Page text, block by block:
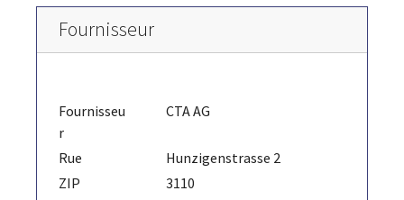
Fournisseur
Fournisseu
r
CTA AG
Rue
Hunzigenstrasse 2
ZIP
3110